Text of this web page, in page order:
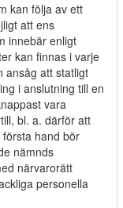
kan följa av ett
att ens
innebär enligt
kan finnas i varje
ansåg att statligt
i anslutning till en
vara
bl. a. därför att
hand bör
nämnds
närvarorätt
personella